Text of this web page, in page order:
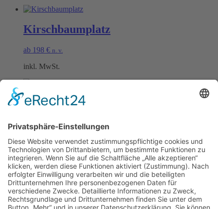
Kirschbaumplatz
ab 198 € n. v.
inkl. MwSt.
Schwarzrieslingplatz
ab198€ n. v.
inkl. MwSt.
Öffnungszeiten Büro und Hofladen:
Hofladen:
Montag bis Sonntag von 09:00 – 11:30 Uhr und 14:00 – 18:00 Uhr
Telefonisch erreichen Sie uns: